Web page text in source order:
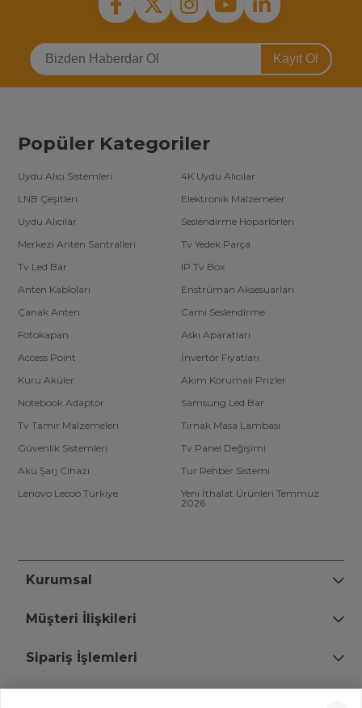
Kayıt Ol
Popüler Kategoriler
Uydu Alıcı Sistemleri
4K Uydu Alıcılar
LNB Çeşitleri
Elektronik Malzemeler
Uydu Alıcılar
Seslendirme Hoparlörleri
Merkezi Anten Santralleri
Tv Yedek Parça
Tv Led Bar
IP Tv Box
Anten Kabloları
Enstrüman Aksesuarları
Çanak Anten
Cami Seslendirme
Fotokapan
Askı Aparatları
Access Point
İnvertör Fiyatları
Kuru Aküler
Akım Korumalı Prizler
Notebook Adaptör
Samsung Led Bar
Tv Tamir Malzemeleri
Tırnak Masa Lambası
Güvenlik Sistemleri
Tv Panel Değişimi
Akü Şarj Cihazı
Tur Rehber Sistemi
Lenovo Lecoo Türkiye
Yeni İthalat Ürünleri Temmuz
2026
Kurumsal
Müşteri İlişkileri
Sipariş İşlemleri